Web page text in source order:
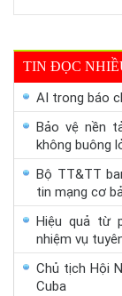
TIN ĐỌC
AI trong báo
Bảo vệ nền
không buông
Bộ TT&TT
tin mạng cơ
Hiệu quả từ
nhiệm vụ
Chủ tịch Hội
Cuba